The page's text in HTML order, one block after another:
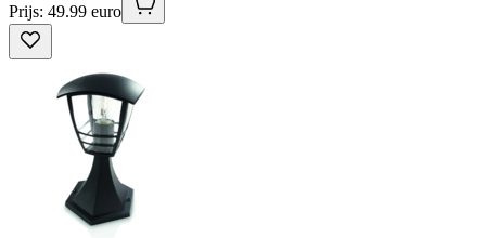
Prijs: 49.99 euro